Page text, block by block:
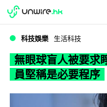
WWDC 2026
科技娛樂 生活科技
無眼球盲人被要
員堅稱是必要程序